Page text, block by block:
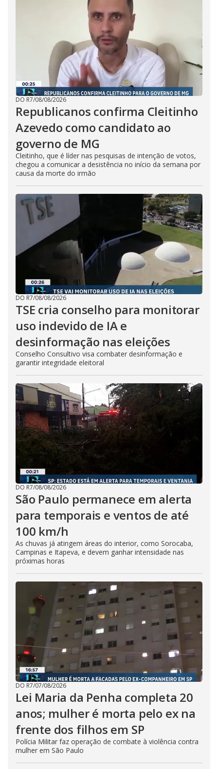
DO R7/08/08/2026
Republicanos confirma Cleitinho
Azevedo como candidato ao
governo de MG
Cleitinho, que é líder nas pesquisas de intenção de votos,
chegou a comunicar a desistência no início da semana por
causa da morte do irmão
DO R7/08/08/2026
TSE cria conselho para monitorar
uso indevido de IA e
desinformação nas eleições
Conselho Consultivo visa combater desinformação e
garantir integridade eleitoral
DO R7/08/08/2026
São Paulo permanece em alerta
para temporais e ventos de até
100 km/h
As chuvas já atingem áreas do interior, como Sorocaba,
Campinas e Itapeva, e devem ganhar intensidade nas
próximas horas
DO R7/07/08/2026
Lei Maria da Penha completa 20
anos; mulher é morta pelo ex na
frente dos filhos em SP
Polícia Militar faz operação de combate à violência contra
mulher em São Paulo